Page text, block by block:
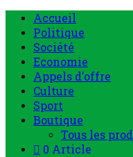
Accueil
Politique
Société
Economie
Appels d’offre
Culture
Sport
Boutique
Tous les
0 Article